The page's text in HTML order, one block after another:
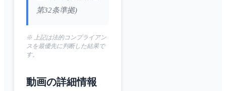
第32条準拠)
※ 上記は法的コンプライアン
スを最優先に判断した結果で
す。
動画の詳細情報